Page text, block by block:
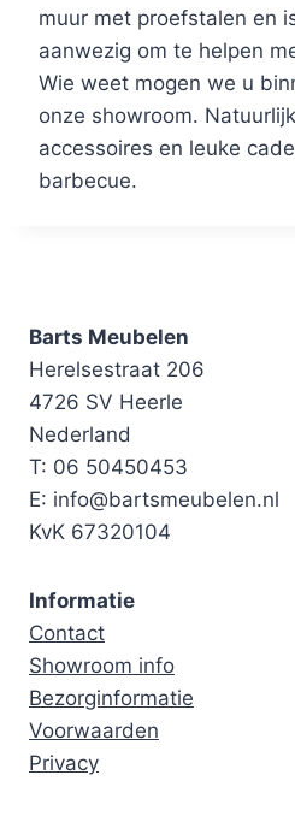
muur met proefstalen en
aanwezig om te helpen
Wie weet mogen we u
onze showroom.
accessoires en leuke
barbecue.
Barts Meubelen
Herelsestraat 206
4726 SV Heerle
Nederland
T: 06 50450453
E: info@bartsmeubelen.nl
KvK 67320104
Informatie
Contact
Showroom info
Bezorginformatie
Voorwaarden
Privacy